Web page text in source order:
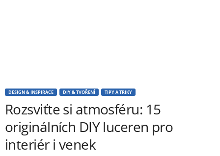
DESIGN & INSPIRACE DIY & TVOŘENÍ TIPY A TRIKY
Rozsviťte si atmosféru: 15
originálních DIY luceren pro
interiér i venek